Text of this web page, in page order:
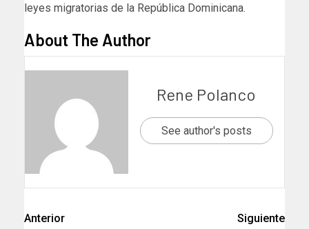
leyes migratorias de la República Dominicana.
About The Author
Rene Polanco
See author's posts
Anterior
Siguiente